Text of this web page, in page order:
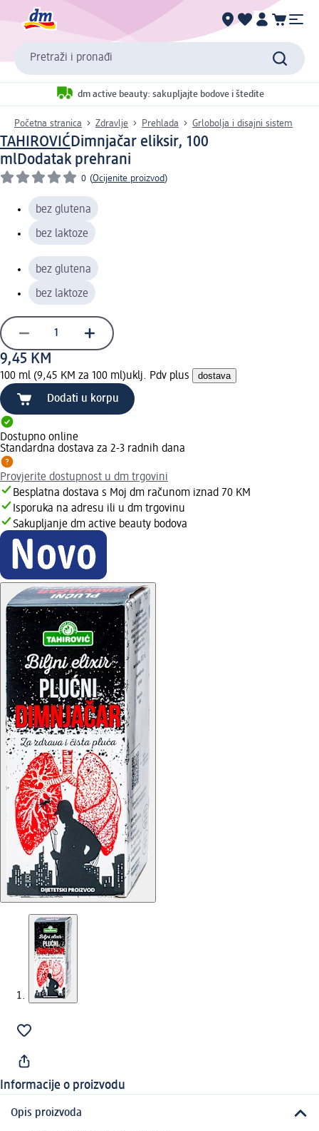
Pretraži i pronađi
dm active beauty: sakupljajte bodove i štedite
Početna stranica Zdravlje Prehlada Grlobolja i disajni sistem
TAHIROVIĆDimnjačar eliksir, 100
mlDodatak prehrani
0 (Ocijenite proizvod)
bez glutena
bez laktoze
bez glutena
bez laktoze
9,45 KM
100 ml (9,45 KM za 100 ml)uklj. Pdv plus dostava
Dodati u korpu
Dostupno online
Standardna dostava za 2-3 radnih dana
Provjerite dostupnost u dm trgovini
Besplatna dostava s Moj dm računom iznad 70 KM
Isporuka na adresu ili u dm trgovinu
Sakupljanje dm active beauty bodova
Informacije o proizvodu
Opis proizvoda